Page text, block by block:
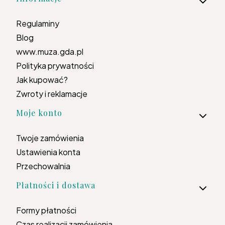
Regulaminy
Blog
www.muza.gda.pl
Polityka prywatności
Jak kupować?
Zwroty i reklamacje
Moje konto
Twoje zamówienia
Ustawienia konta
Przechowalnia
Płatności i dostawa
Formy płatności